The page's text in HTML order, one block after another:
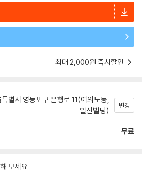
최대 2,000원 즉시할인
별시 영등포구 은행로 11(여의도동,
일신빌딩)
변경
무료
보세요.